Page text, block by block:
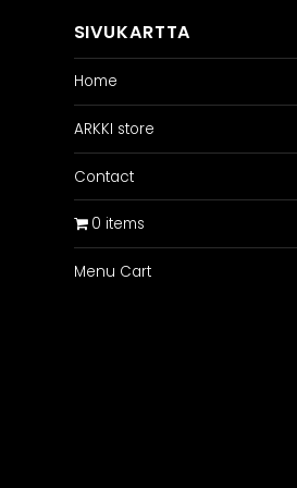
SIVUKARTTA
Home
ARKKI store
Contact
0 items
Menu Cart